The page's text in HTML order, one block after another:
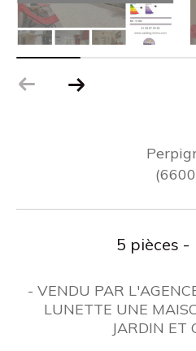
5 pièces -
- VENDU PAR
LUNETTE UNE
JARDIN ET